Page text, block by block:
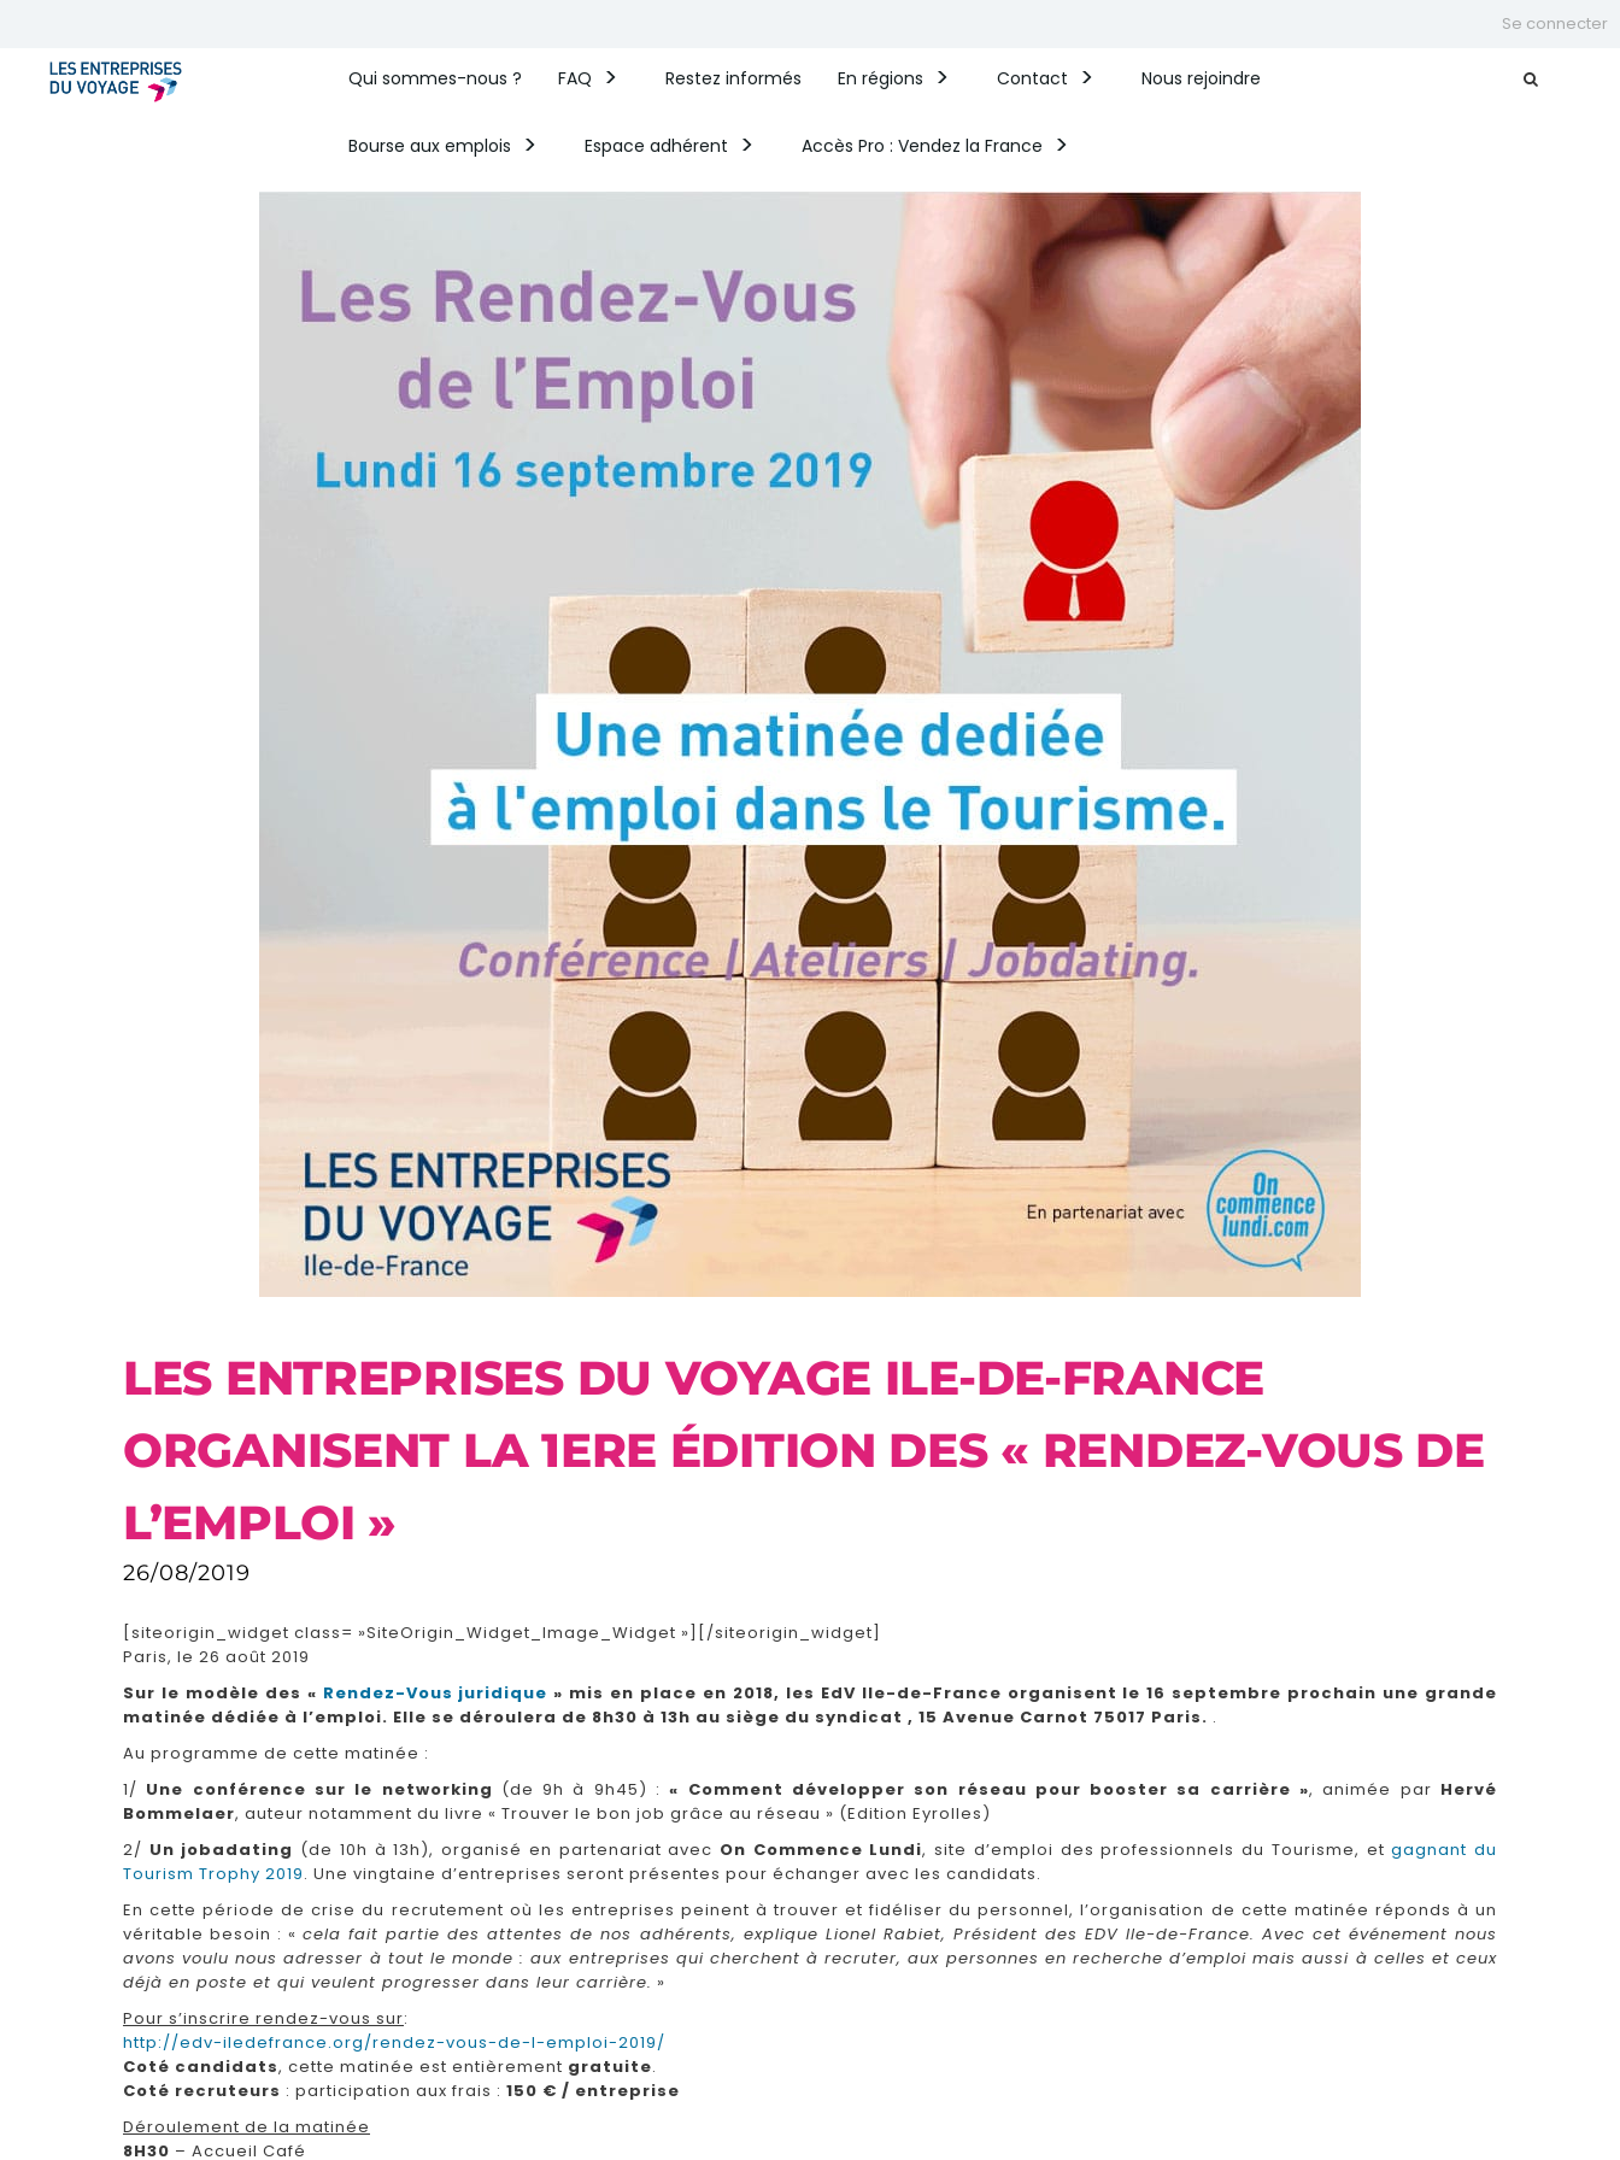
Se connecter
Qui sommes-nous ? FAQ Restez informés En régions Contact Nous rejoindre
Bourse aux emplois Espace adhérent Accès Pro : Vendez la France​
LES ENTREPRISES DU VOYAGE ILE-DE-FRANCE
ORGANISENT LA 1ERE ÉDITION DES « RENDEZ-VOUS DE
L’EMPLOI »
26/08/2019
[siteorigin_widget class= »SiteOrigin_Widget_Image_Widget »] [/siteorigin_widget]
Paris, le 26 août 2019
Sur le modèle des « Rendez-Vous juridique » mis en place en 2018, les EdV Ile-de-France organisent le 16 septembre prochain une grande
matinée dédiée à l’emploi. Elle se déroulera de 8h30 à 13h au siège du syndicat , 15 Avenue Carnot 75017 Paris. .
Au programme de cette matinée :
1/ Une conférence sur le networking (de 9h à 9h45) :« Comment développer son réseau pour booster sa carrière », animée par Hervé
Bommelaer, auteur notamment du livre « Trouver le bon job grâce au réseau » (Edition Eyrolles)
2/ Un jobadating (de 10h à 13h), organisé en partenariat avec On Commence Lundi, site d’emploi des professionnels du Tourisme, etgagnant du
Tourism Trophy 2019. Une vingtaine d’entreprises seront présentes pour échanger avec les candidats.
En cette période de crise du recrutement où les entreprises peinent à trouver et fidéliser du personnel, l’organisation de cette matinée réponds à un
véritable besoin : «cela fait partie des attentes de nos adhérents, explique Lionel Rabiet, Président des EDV Ile-de-France. Avec cet événement nous
avons voulu nous adresser à tout le monde : aux entreprises qui cherchent à recruter, aux personnes en recherche d’emploi mais aussi à celles et ceux
déjà en poste et qui veulent progresser dans leur carrière. »
Pour s’inscrire rendez-vous sur:
http://edv-iledefrance.org/rendez-vous-de-l-emploi-2019/
Coté candidats, cette matinée est entièrement gratuite.
Coté recruteurs : participation aux frais : 150 € / entreprise
Déroulement de la matinée
8H30 – Accueil Café